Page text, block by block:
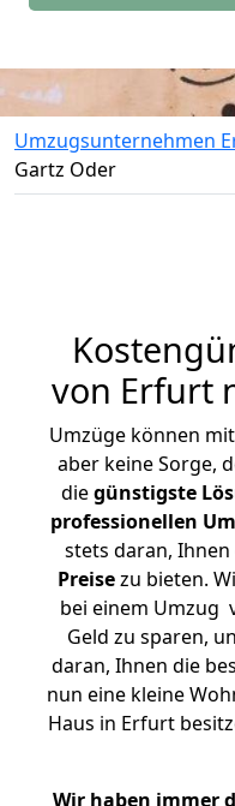
Umzugsunternehmen
Gartz Oder
von Erfurt
Umzüge können
aber keine Sorge,
diegünstigste
professionellen
stets daran, Ihnen
Preisezu bieten.
bei einem Umzug
Geld zu sparen,
daran, Ihnen die
nun eine kleine
Haus in Erfurt
Wir haben immer